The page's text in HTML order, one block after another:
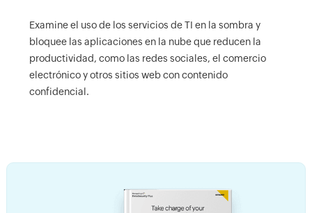
Examine el uso de los servicios de TI en la sombra y
bloquee las aplicaciones en la nube que reducen la
productividad, como las redes sociales, el comercio
electrónico y otros sitios web con contenido
confidencial.